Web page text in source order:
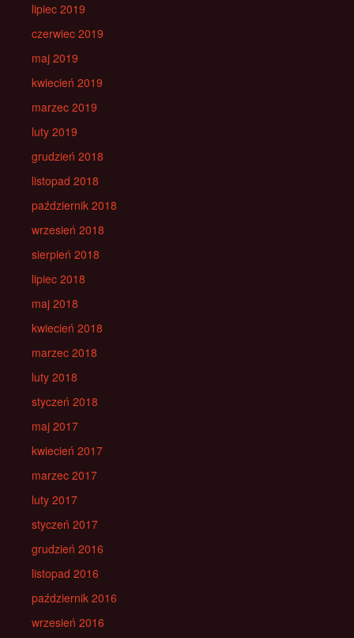
lipiec 2019
czerwiec 2019
maj 2019
kwiecień 2019
marzec 2019
luty 2019
grudzień 2018
listopad 2018
październik 2018
wrzesień 2018
sierpień 2018
lipiec 2018
maj 2018
kwiecień 2018
marzec 2018
luty 2018
styczeń 2018
maj 2017
kwiecień 2017
marzec 2017
luty 2017
styczeń 2017
grudzień 2016
listopad 2016
październik 2016
wrzesień 2016